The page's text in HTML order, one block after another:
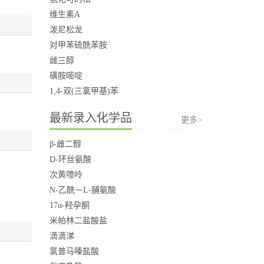
维生素A
泼尼松龙
对甲苯硫酰苯胺
雌三醇
磺胺嘧啶
1,4-双(三氯甲基)苯
最新录入化学品 更多>
β-雌二醇
D-环丝氨酸
次黄嘌呤
N-乙酰－L-脯氨酸
17α-羟孕酮
米帕林二盐酸盐
滴滴涕
氯普马嗪盐酸